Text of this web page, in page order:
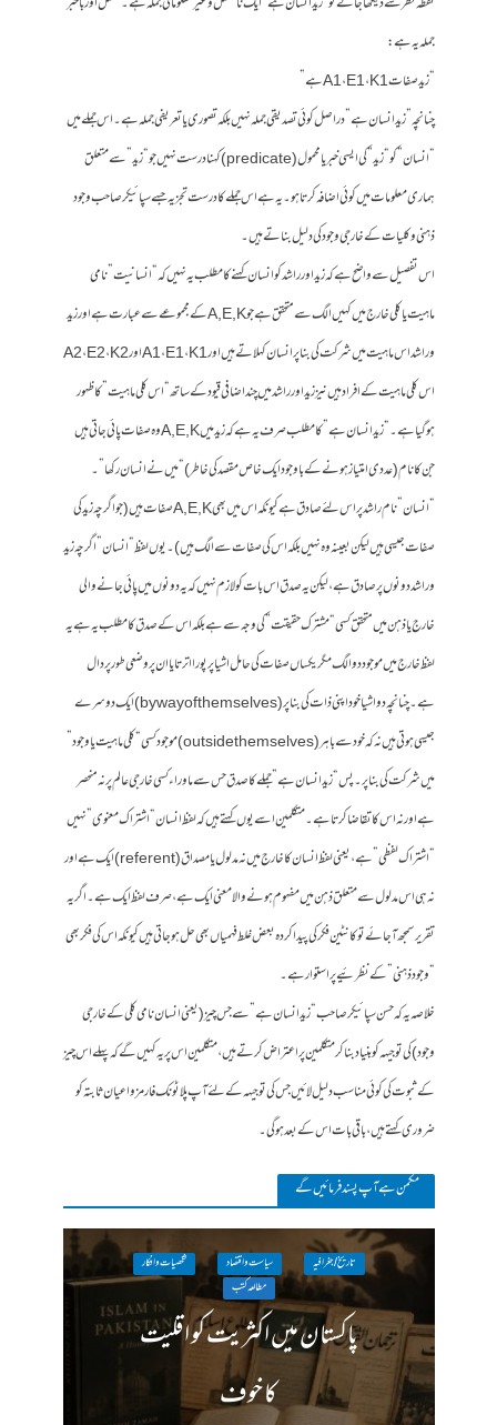
جملہ یہ ہے:
“زید صفات A1، E1، K1 ہے”
چنانچہ”زید انسان ہے” دراصل کوئی تصدیقی جملہ نہیں بلکہ تصوری یا تعریفی جملہ ہے۔ اس جملے میں
“انسان” کو “زید” کی ایسی خبر یا محمول (predicate) کہنا درست نہیں جو “زید” سے متعلق
ہماری معلومات میں کوئی اضافہ کرتا ہو۔ یہ ہے اس جملے کا درست تجزیہ جسے سپائیکر صاحب وجود
ذہنی و کلیات کے خارجی وجود کی دلیل بناتے ہیں۔
اس تفصیل سے واضح ہے کہ زید اور راشد کو انسان کہنے کا مطلب یہ نہیں کہ “انسانیت” نامی
ماہیت یا کلی خارج میں کہیں الگ سے متحقق ہے جو A, E, K کے مجموعے سے عبارت ہے اور زید
و راشد اس ماہیت میں شرکت کی بنا پر انسان کہلاتے ہیں اور A1، E1، K1 اور A2، E2، K2
اس کلی ماہیت کے افراد ہیں نیز زید اور راشد میں چند اضافی قیود کے ساتھ “اس کلی ماہیت” کا ظہور
ہوگیا ہے۔ “زید انسان ہے” کا مطلب صرف یہ ہے کہ زید میں A, E, K وہ صفات پائی جاتی ہیں
جن کا نام (عددی امتیاز ہونے کے باوجود ایک خاص مقصد کی خاطر) “میں نے انسان رکھا”۔
“انسان” نام راشد پر اس لئے صادق ہے کیونکہ اس میں بھی A, E, K صفات ہیں (جو اگرچہ زید کی
صفات جیسی ہیں لیکن بعینہ وہ نہیں بلکہ اس کی صفات سے الگ ہیں)۔ یوں لفظ “انسان” اگرچہ زید
و راشد دونوں پر صادق ہے، لیکن یہ صدق اس بات کو لازم نہیں کہ یہ دونوں میں پائی جانے والی
خارج یا ذہن میں متحقق کسی “مشترک حقیقت” کی وجہ سے ہے بلکہ اس کے صدق کا مطلب یہ ہے یہ
لفظ خارج میں موجود دو الگ مگر یکساں صفات کی حامل اشیا پر پورا اترتا یا ان پر وضعی طور پر دال
ہے۔ چنانچہ دو اشیا خود اپنی ذات کی بنا پر (by way of themselves) ایک دوسرے
جیسی ہوتی ہیں نہ کہ خود سے باہر (outside themselves) موجود کسی “کلی ماہیت یا وجود”
میں شرکت کی بنا پر۔ پس “زید انسان ہے” جملے کا صدق حس سے ماوراء کسی خارجی عالم پر نہ منحصر
ہے اور نہ اس کا تقاضا کرتا ہے۔ متکلمین اسے یوں کہتے ہیں کہ لفظ انسان “اشتراک معنوی” نہیں
“اشتراک لفظی” ہے، یعنی لفظ انسان کا خارج میں نہ مدلول یا مصداق (referent) ایک ہے اور
نہ ہی اس مدلول سے متعلق ذہن میں مفہوم ہونے والا معنی ایک ہے، صرف لفظ ایک ہے۔ اگر یہ
تقریر سمجھ آجائے تو کانٹین فکر کی پیدا کردہ بعض غلط فہمیاں بھی حل ہوجاتی ہیں کیونکہ اس کی فکر بھی
“وجود ذہنی” کے نظرئیے پر استوار ہے۔
خلاصہ یہ کہ حسن سپائیکر صاحب “زید انسان ہے” سے جس چیز (یعنی انسان نامی کلی کے خارجی
وجود) کی توجیہہ کو بنیاد بنا کر متکلمین پر اعتراض کرتے ہیں، متکلمین اس پر یہ کہیں گے کہ پہلے اس چیز
کے ثبوت کی کوئی مناسب دلیل لائیں جس کی توجیہہ کے لئے آپ پلاٹونک فارمز و اعیان ثابتہ کو
ضروری کہتے ہیں، باقی بات اس کے بعد ہوگی۔
مکمن ہےآپ پسند فرمائیں گے
تاریخ / جغرافیہ سیاست واقتصاد
شخصیات وافکار
مطالعہ کتب
پاکستان میں اکثریت کو اقلیت
کا خوف